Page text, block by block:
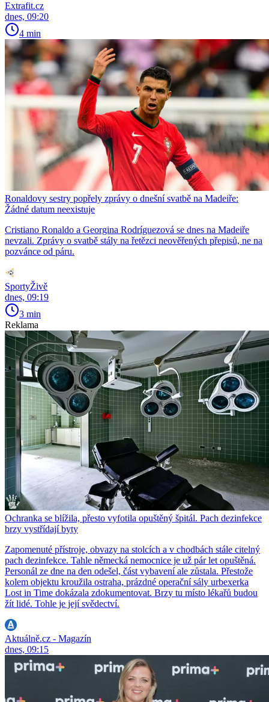
Extrafit.cz
dnes, 09:20
4 min
Ronaldovy sestry popřely zprávy o dnešní svatbě na Madeiře:
Žádné datum neexistuje
Cristiano Ronaldo a Georgina Rodríguezová se dnes na Madeiře
nevzali. Zprávy o svatbě stály na řetězci neověřených přepisů, ne na
pozvánce od páru.
SportyŽivě
dnes, 09:19
3 min
Reklama
Ochranka se blížila, přesto vyfotila opuštěný špitál. Pach dezinfekce
brzy vystřídají byty
Zapomenuté přístroje, obvazy na stolcích a v chodbách stále citelný
pach dezinfekce. Tahle německá nemocnice je už pár let opuštěná.
Personál ze dne na den odešel, část vybavení ale zůstala. Přestože
kolem objektu kroužila ostraha, prázdné operační sály urbexerka
Lost in Time dokázala zdokumentovat. Brzy tu místo lékařů budou
žít lidé. Tohle je její svědectví.
Aktuálně.cz - Magazín
dnes, 09:15